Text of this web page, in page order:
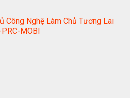
Công Nghệ Làm Chủ Tương Lai
MOBI